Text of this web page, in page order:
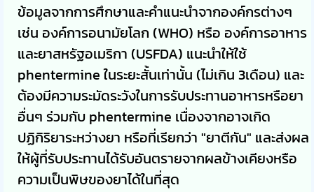
ข้อมูลจากการศึกษาและคำแนะนำจากองค์กรต่างๆ
เช่น องค์การอนามัยโลก (WHO) หรือ องค์การอาหาร
และยาสหรัฐอเมริกา (USFDA) แนะนำให้ใช้
phentermine ในระยะสั้นเท่านั้น (ไม่เกิน 3เดือน) และ
ต้องมีความระมัดระวังในการรับประทานอาหารหรือยา
อื่นๆ ร่วมกับ phentermine เนื่องจากอาจเกิด
ปฏิกิริยาระหว่างยา หรือที่เรียกว่า "ยาตีกัน" และส่งผล
ให้ผู้ที่รับประทานได้รับอันตรายจากผลข้างเคียงหรือ
ความเป็นพิษของยาได้ในที่สุด